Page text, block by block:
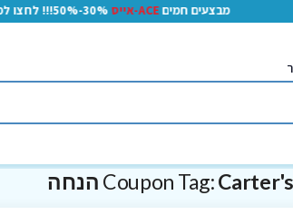
מבצעים חמיםACE-אייס 30%-50%!!! לחצו למעבר
Coupon Tag:Carter's הנחה